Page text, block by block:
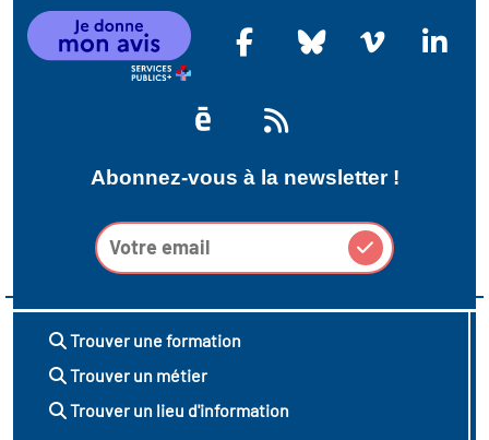
Abonnez-vous à la newsletter !
Trouver une formation
Trouver un métier
Trouver un lieu d'information